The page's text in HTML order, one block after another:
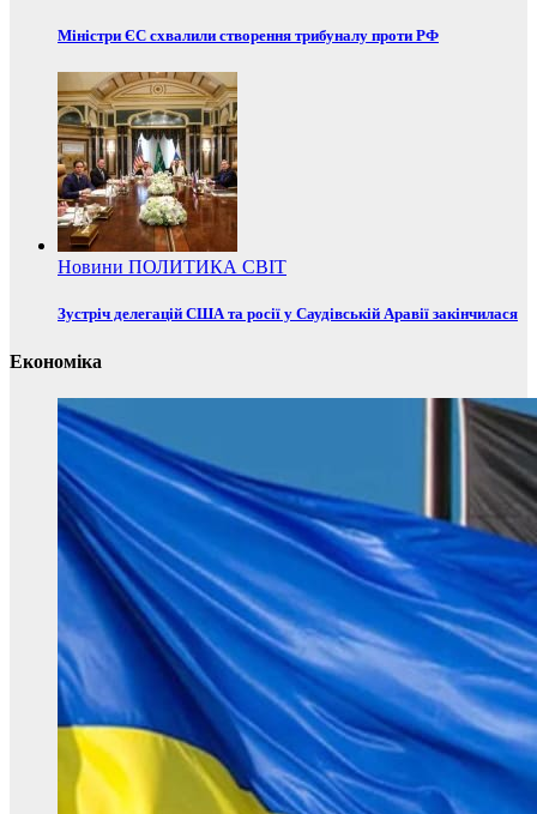
Міністри ЄС схвалили створення трибуналу проти РФ
Новини ПОЛИТИКА СВІТ
Зустріч делегацій США та росії у Саудівській Аравії закінчилася
Економіка